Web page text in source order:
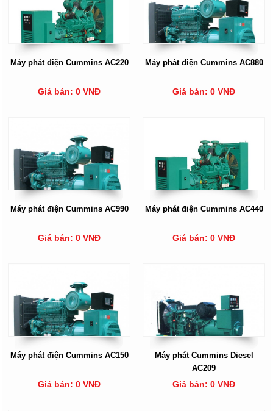
Máy phát điện Cummins AC220
Giá bán: 0 VNĐ
Máy phát điện Cummins AC880
Giá bán: 0 VNĐ
Máy phát điện Cummins AC990
Giá bán: 0 VNĐ
Máy phát điện Cummins AC440
Giá bán: 0 VNĐ
Máy phát điện Cummins AC150
Giá bán: 0 VNĐ
Máy phát Cummins Diesel
AC209
Giá bán: 0 VNĐ